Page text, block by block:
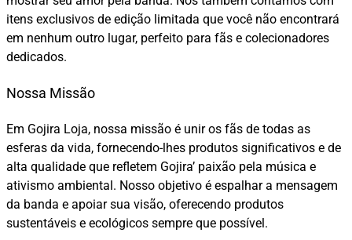
itens exclusivos de edição limitada que você não encontrará
em nenhum outro lugar, perfeito para fãs e colecionadores
dedicados.
Nossa Missão
Em Gojira Loja, nossa missão é unir os fãs de todas as
esferas da vida, fornecendo-lhes produtos significativos e de
alta qualidade que refletem Gojira’ paixão pela música e
ativismo ambiental. Nosso objetivo é espalhar a mensagem
da banda e apoiar sua visão, oferecendo produtos
sustentáveis e ecológicos sempre que possível.